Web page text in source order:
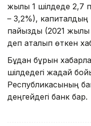
жылғы 1 шілдеде 2,7
– 3,2%), капиталдың
пайызды (2021
деп аталып өткен
Бұдан бұрын
шілдедегі жағдай
Республикасының
деңгейдегі банк бар.